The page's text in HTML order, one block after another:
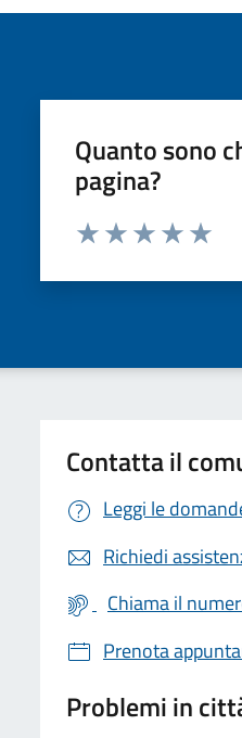
Quanto sono
pagina?
Valuta da 1 a 5 stelle la
Contatta il
Leggi le
Richiedi
Chiama il
Prenota
Problemi in